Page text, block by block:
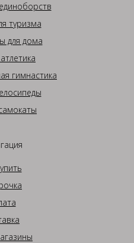
туризма
для дома
гимнастика